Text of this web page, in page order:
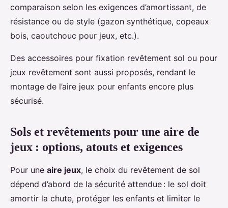
comparaison selon les exigences d’amortissant, de
résistance ou de style (gazon synthétique, copeaux
bois, caoutchouc pour jeux, etc.).
Des accessoires pour fixation revêtement sol ou pour
jeux revêtement sont aussi proposés, rendant le
montage de l’aire jeux pour enfants encore plus
sécurisé.
Sols et revêtements pour une aire de
jeux : options, atouts et exigences
Pour une aire jeux, le choix du revêtement de sol
dépend d’abord de la sécurité attendue : le sol doit
amortir la chute, protéger les enfants et limiter le